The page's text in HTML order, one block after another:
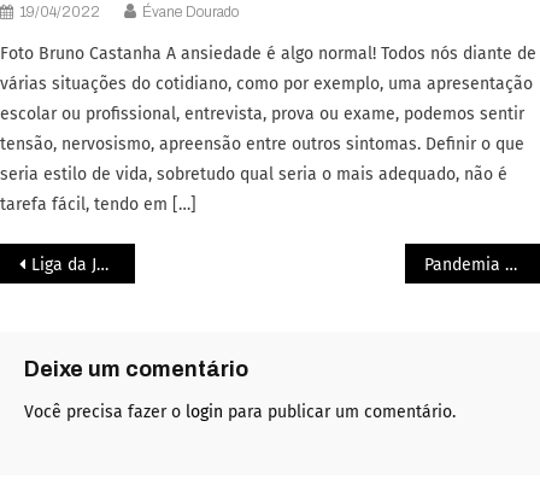
19/04/2022 Évane Dourado
Foto Bruno Castanha A ansiedade é algo normal! Todos nós diante de
várias situações do cotidiano, como por exemplo, uma apresentação
escolar ou profissional, entrevista, prova ou exame, podemos sentir
tensão, nervosismo, apreensão entre outros sintomas. Definir o que
seria estilo de vida, sobretudo qual seria o mais adequado, não é
tarefa fácil, tendo em […]
Liga da Justiça Pandemia e qualidade de vida: O cuidado com a saúde mental
Deixe um comentário
Você precisa fazer o login para publicar um comentário.